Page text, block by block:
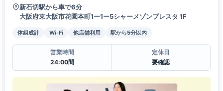
新石切駅から車で6分
大阪府東大阪市花園本町1ー1ー5シャーメゾンプレスタ 1F
体組成計 Wi-Fi 他店舗利用 駅から5分以内
営業時間
24:00間
定休日
要確認